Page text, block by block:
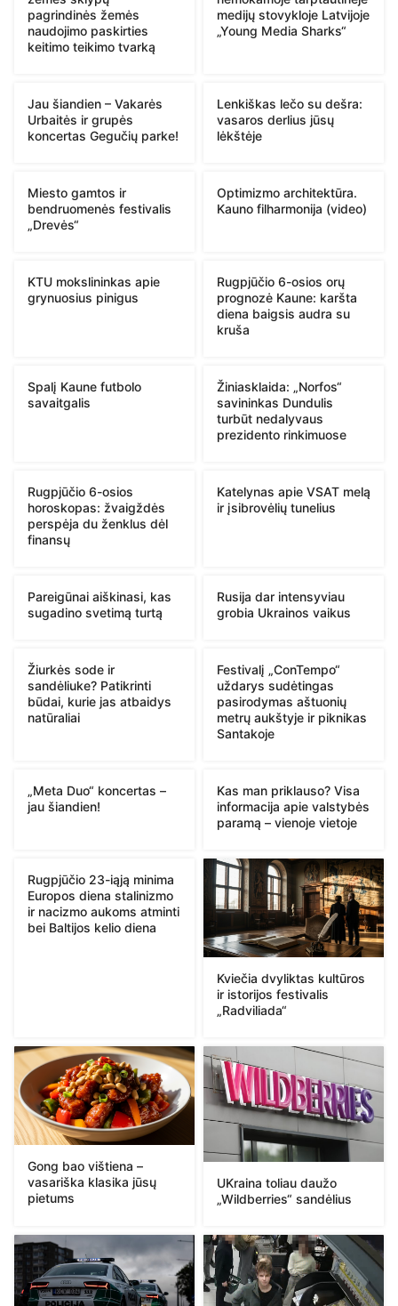
pagrindinės žemės
naudojimo paskirties
keitimo teikimo tvarką
medijų stovykloje Latvijoje
„Young Media Sharks“
Jau šiandien – Vakarės
Urbaitės ir grupės
koncertas Gegučių parke!
Lenkiškas lečo su dešra:
vasaros derlius jūsų
lėkštėje
Miesto gamtos ir
bendruomenės festivalis
„Drevės“
Optimizmo architektūra.
Kauno filharmonija (video)
KTU mokslininkas apie
grynuosius pinigus
Rugpjūčio 6-osios orų
prognozė Kaune: karšta
diena baigsis audra su
kruša
Spalį Kaune futbolo
savaitgalis
Žiniasklaida: „Norfos“
savininkas Dundulis
turbūt nedalyvaus
prezidento rinkimuose
Rugpjūčio 6-osios
horoskopas: žvaigždės
perspėja du ženklus dėl
finansų
Katelynas apie VSAT melą
ir įsibrovėlių tunelius
Pareigūnai aiškinasi, kas
sugadino svetimą turtą
Rusija dar intensyviau
grobia Ukrainos vaikus
Žiurkės sode ir
sandėliuke? Patikrinti
būdai, kurie jas atbaidys
natūraliai
Festivalį „ConTempo“
uždarys sudėtingas
pasirodymas aštuonių
metrų aukštyje ir piknikas
Santakoje
„Meta Duo“ koncertas –
jau šiandien!
Kas man priklauso? Visa
informacija apie valstybės
paramą – vienoje vietoje
Rugpjūčio 23-iąją minima
Europos diena stalinizmo
ir nacizmo aukoms atminti
bei Baltijos kelio diena
Kviečia dvyliktas kultūros
ir istorijos festivalis
„Radviliada“
Gong bao vištiena –
vasariška klasika jūsų
pietums
UKraina toliau daužo
„Wildberries“ sandėlius